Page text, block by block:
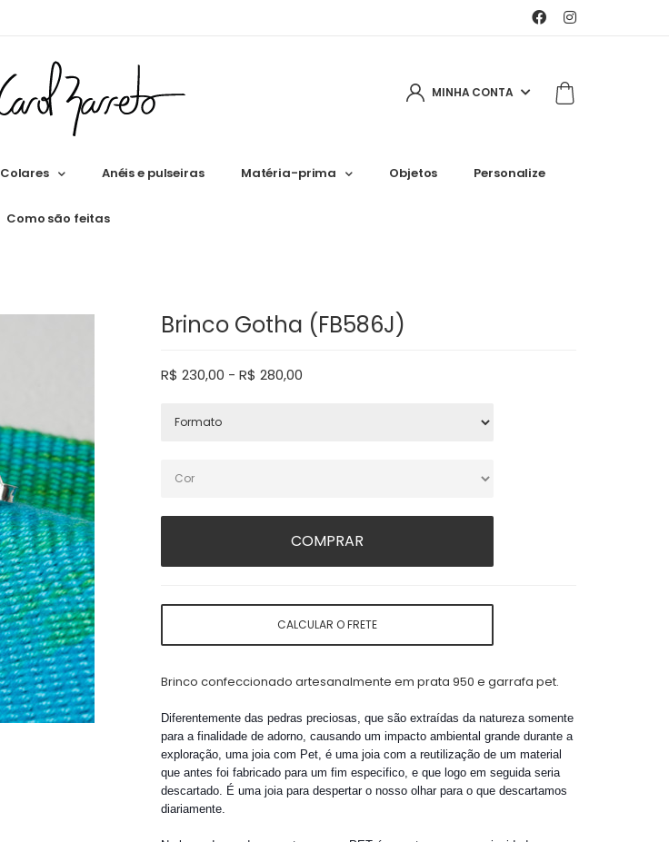
MINHA CONTA
Colares Anéis e pulseiras Matéria-prima Objetos Personalize
Como são feitas
Brinco Gotha (FB586J)
R$ 230,00 - R$ 280,00
COMPRAR
CALCULAR O FRETE
Brinco confeccionado artesanalmente em prata 950 e garrafa pet.
Diferentemente das pedras preciosas, que são extraídas da natureza somente
para a finalidade de adorno, causando um impacto ambiental grande durante a
exploração, uma joia com Pet, é uma joia com a reutilização de um material
que antes foi fabricado para um fim especifico, e que logo em seguida seria
descartado. É uma joia para despertar o nosso olhar para o que descartamos
diariamente.